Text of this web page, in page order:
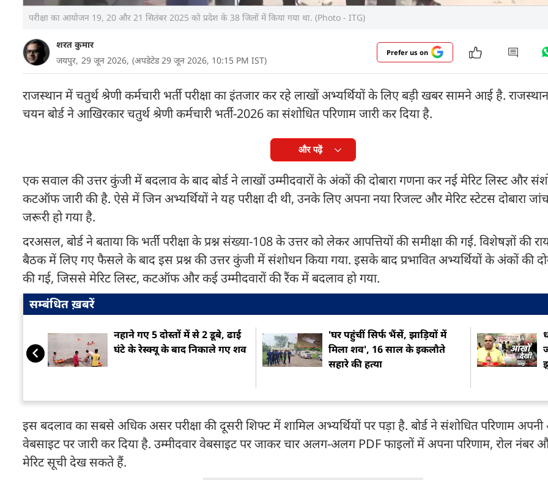
परीक्षा का आयोजन 19, 20 और 21 सितंबर 2025 को प्रदेश के 38 जिलों में किया गया था. (Photo - ITG)
शरत कुमार
जयपुर, 29 जून 2026, (अपडेटेड 29 जून 2026, 10:15 PM IST)
Prefer us on
राजस्थान में चतुर्थ श्रेणी कर्मचारी भर्ती परीक्षा का इंतजार कर रहे लाखों अभ्यर्थियों के लिए बड़ी खबर सामने आई है. राजस्थान
चयन बोर्ड ने आखिरकार चतुर्थ श्रेणी कर्मचारी भर्ती-2026 का संशोधित परिणाम जारी कर दिया है.
और पढ़ें
एक सवाल की उत्तर कुंजी में बदलाव के बाद बोर्ड ने लाखों उम्मीदवारों के अंकों की दोबारा गणना कर नई मेरिट लिस्ट और
कटऑफ जारी की है. ऐसे में जिन अभ्यर्थियों ने यह परीक्षा दी थी, उनके लिए अपना नया रिजल्ट और मेरिट स्टेटस दोबारा
जरूरी हो गया है.
दरअसल, बोर्ड ने बताया कि भर्ती परीक्षा के प्रश्न संख्या-108 के उत्तर को लेकर आपत्तियों की समीक्षा की गई. विशेषज्ञों की
बैठक में लिए गए फैसले के बाद इस प्रश्न की उत्तर कुंजी में संशोधन किया गया. इसके बाद प्रभावित अभ्यर्थियों के अंकों की
की गई, जिससे मेरिट लिस्ट, कटऑफ और कई उम्मीदवारों की रैंक में बदलाव हो गया.
सम्बंधित ख़बरें
नहाने गए 5 दोस्तों में से 2 डूबे, ढाई
घंटे के रेस्क्यू के बाद निकाले गए शव
'घर पहुंचीं सिर्फ भैंसें, झाड़ियों में
मिला शव', 16 साल के इकलौते
सहारे की हत्या
इस बदलाव का सबसे अधिक असर परीक्षा की दूसरी शिफ्ट में शामिल अभ्यर्थियों पर पड़ा है. बोर्ड ने संशोधित परिणाम
वेबसाइट पर जारी कर दिया है. उम्मीदवार वेबसाइट पर जाकर चार अलग-अलग PDF फाइलों में अपना परिणाम, रोल नंबर
मेरिट सूची देख सकते हैं.